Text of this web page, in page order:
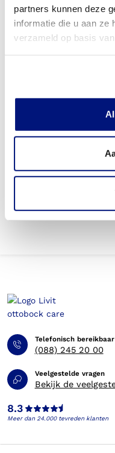
partners kunnen deze
informatie die u aan ze
verzameld op basis
Wordt de eigen bijdrage
Heb ik vooraf
Kom ik in aanmerking
Wanneer mag ik van mijn
Telefonisch bereikbaar
(088) 245 20 00
Veelgestelde vragen
Bekijk de
8.3
Meer dan 24.000 tevreden klanten